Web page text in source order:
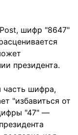
шифр "8647"
президента.
часть шифра,
"избавиться от
"47" —